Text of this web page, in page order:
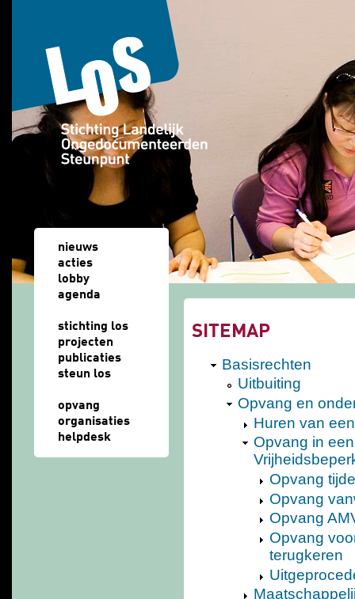
Overslaan en naar de algemene inhoud gaan
nieuws
acties
lobby
agenda
stichting los
projecten
publicaties
steun los
opvang
organisaties
helpdesk
SITEMAP
Basisrechten
Uitbuiting
Opvang en
Huren van
Opvang in
Opvang
Opvang
Opvang
Opvang
terugkeren